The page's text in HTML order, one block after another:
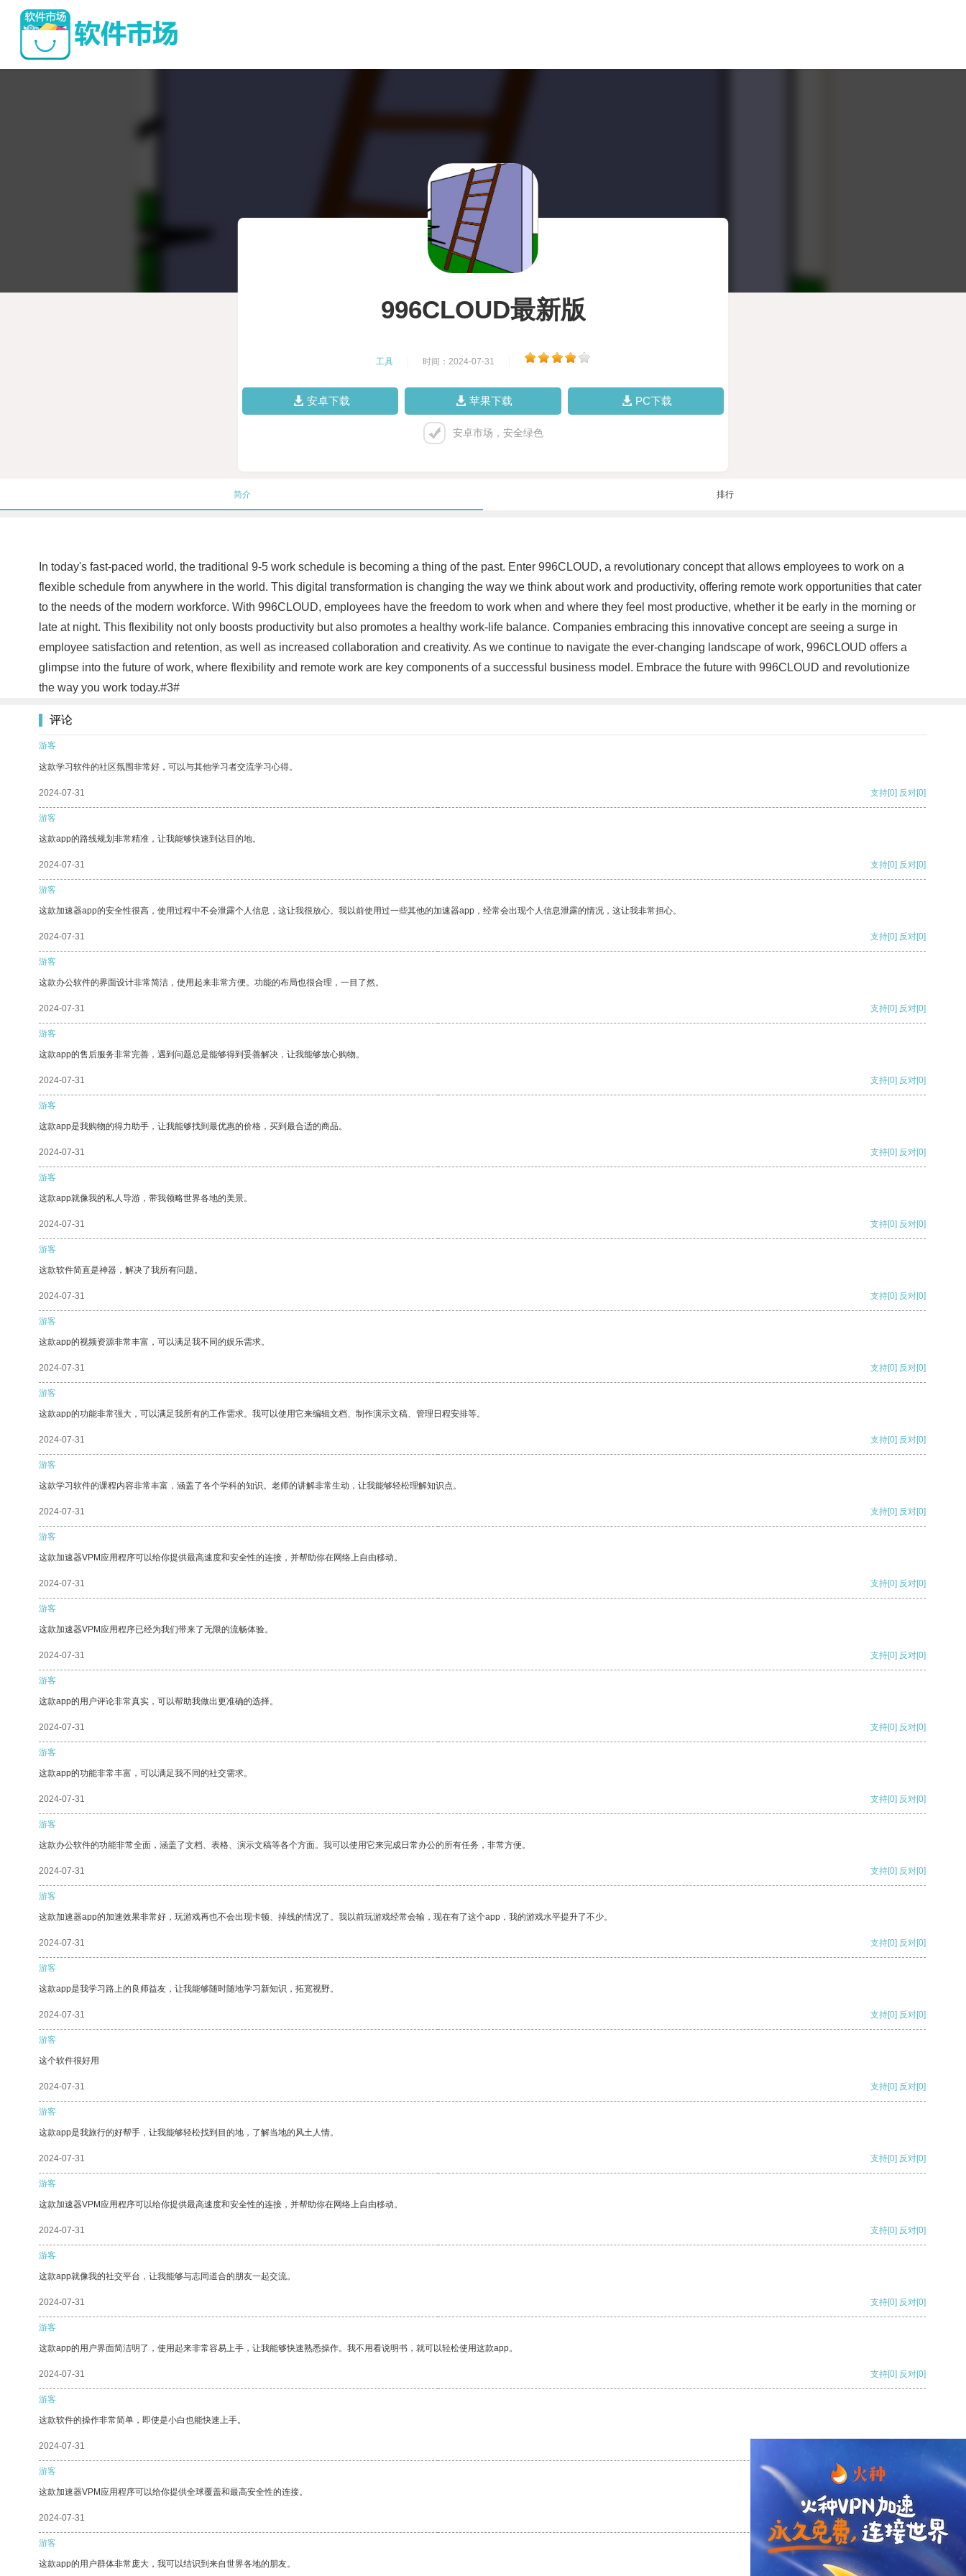
996CLOUD最新版
工具 时间：2024-07-31
安卓下载 苹果下载 PC下载
安卓市场，安全绿色
简介 排行
In today's fast-paced world, the traditional 9-5 work schedule is becoming a thing of the past. Enter 996CLOUD, a revolutionary concept that allows employees to work on a
flexible schedule from anywhere in the world. This digital transformation is changing the way we think about work and productivity, offering remote work opportunities that cater
to the needs of the modern workforce. With 996CLOUD, employees have the freedom to work when and where they feel most productive, whether it be early in the morning or
late at night. This flexibility not only boosts productivity but also promotes a healthy work-life balance. Companies embracing this innovative concept are seeing a surge in
employee satisfaction and retention, as well as increased collaboration and creativity. As we continue to navigate the ever-changing landscape of work, 996CLOUD offers a
glimpse into the future of work, where flexibility and remote work are key components of a successful business model. Embrace the future with 996CLOUD and revolutionize
the way you work today.#3#
评论
游客
这款学习软件的社区氛围非常好，可以与其他学习者交流学习心得。
2024-07-31 支持[0] 反对[0]
游客
这款app的路线规划非常精准，让我能够快速到达目的地。
2024-07-31 支持[0] 反对[0]
游客
这款加速器app的安全性很高，使用过程中不会泄露个人信息，这让我很放心。我以前使用过一些其他的加速器app，经常会出现个人信息泄露的情况，这让我非常担心。
2024-07-31 支持[0] 反对[0]
游客
这款办公软件的界面设计非常简洁，使用起来非常方便。功能的布局也很合理，一目了然。
2024-07-31 支持[0] 反对[0]
游客
这款app的售后服务非常完善，遇到问题总是能够得到妥善解决，让我能够放心购物。
2024-07-31 支持[0] 反对[0]
游客
这款app是我购物的得力助手，让我能够找到最优惠的价格，买到最合适的商品。
2024-07-31 支持[0] 反对[0]
游客
这款app就像我的私人导游，带我领略世界各地的美景。
2024-07-31 支持[0] 反对[0]
游客
这款软件简直是神器，解决了我所有问题。
2024-07-31 支持[0] 反对[0]
游客
这款app的视频资源非常丰富，可以满足我不同的娱乐需求。
2024-07-31 支持[0] 反对[0]
游客
这款app的功能非常强大，可以满足我所有的工作需求。我可以使用它来编辑文档、制作演示文稿、管理日程安排等。
2024-07-31 支持[0] 反对[0]
游客
这款学习软件的课程内容非常丰富，涵盖了各个学科的知识。老师的讲解非常生动，让我能够轻松理解知识点。
2024-07-31 支持[0] 反对[0]
游客
这款加速器VPM应用程序可以给你提供最高速度和安全性的连接，并帮助你在网络上自由移动。
2024-07-31 支持[0] 反对[0]
游客
这款加速器VPM应用程序已经为我们带来了无限的流畅体验。
2024-07-31 支持[0] 反对[0]
游客
这款app的用户评论非常真实，可以帮助我做出更准确的选择。
2024-07-31 支持[0] 反对[0]
游客
这款app的功能非常丰富，可以满足我不同的社交需求。
2024-07-31 支持[0] 反对[0]
游客
这款办公软件的功能非常全面，涵盖了文档、表格、演示文稿等各个方面。我可以使用它来完成日常办公的所有任务，非常方便。
2024-07-31 支持[0] 反对[0]
游客
这款加速器app的加速效果非常好，玩游戏再也不会出现卡顿、掉线的情况了。我以前玩游戏经常会输，现在有了这个app，我的游戏水平提升了不少。
2024-07-31 支持[0] 反对[0]
游客
这款app是我学习路上的良师益友，让我能够随时随地学习新知识，拓宽视野。
2024-07-31 支持[0] 反对[0]
游客
这个软件很好用
2024-07-31 支持[0] 反对[0]
游客
这款app是我旅行的好帮手，让我能够轻松找到目的地，了解当地的风土人情。
2024-07-31 支持[0] 反对[0]
游客
这款加速器VPM应用程序可以给你提供最高速度和安全性的连接，并帮助你在网络上自由移动。
2024-07-31 支持[0] 反对[0]
游客
这款app就像我的社交平台，让我能够与志同道合的朋友一起交流。
2024-07-31 支持[0] 反对[0]
游客
这款app的用户界面简洁明了，使用起来非常容易上手，让我能够快速熟悉操作。我不用看说明书，就可以轻松使用这款app。
2024-07-31 支持[0] 反对[0]
游客
这款软件的操作非常简单，即使是小白也能快速上手。
2024-07-31
游客
这款加速器VPM应用程序可以给你提供全球覆盖和最高安全性的连接。
2024-07-31 支持 [0] 反对 [0]
游客
这款app的用户群体非常庞大，我可以结识到来自世界各地的朋友。